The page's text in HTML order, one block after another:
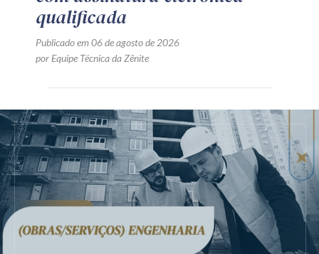
qualificada
Publicado em 06 de agosto de 2026
por Equipe Técnica da Zênite